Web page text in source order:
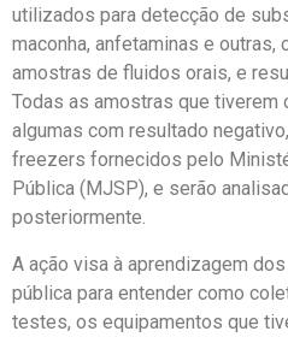
utilizados para detecção de
maconha, anfetaminas e outras,
amostras de fluidos orais, e
Todas as amostras que
algumas com resultado
freezers fornecidos pelo
Pública (MJSP), e serão
posteriormente.
A ação visa à aprendizagem
pública para entender como
testes, os equipamentos que